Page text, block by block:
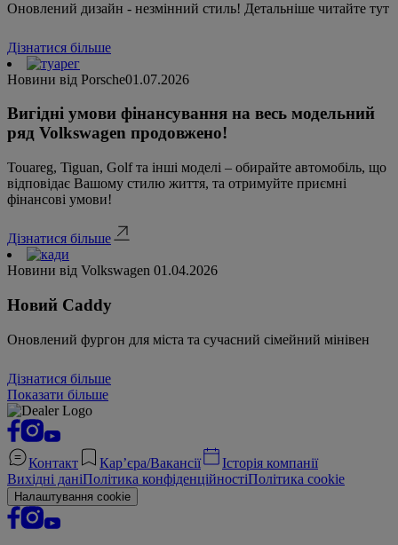
Оновлений дизайн - незмінний стиль! Детальніше читайте тут
Дізнатися більше
Новини від Porsche01.07.2026
Вигідні умови фінансування на весь модельний
ряд Volkswagen продовжено!
Touareg, Tiguan, Golf та інші моделі – обирайте автомобіль, що
відповідає Вашому стилю життя, та отримуйте приємні
фінансові умови!
Дізнатися більше
Новини від Volkswagen 01.04.2026
Новий Caddy
Оновлений фургон для міста та сучасний сімейний мінівен
Дізнатися більше
Показати більше
Контакт Кар’єра/Вакансії
Історія компанії
Вихідні даніПолітика конфіденційностіПолітика cookie
Налаштування cookie